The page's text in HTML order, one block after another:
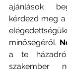
ajánlások
kérdezd meg
minőségéről.
a te
szakember